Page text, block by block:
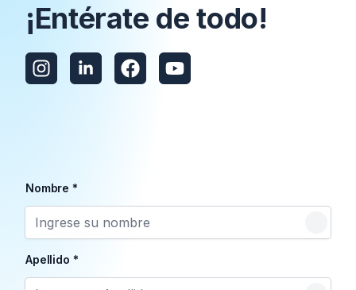
¡Entérate de todo!
Nombre *
Apellido *